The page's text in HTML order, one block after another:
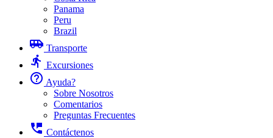
Panama
Peru
Brazil
airport_shuttle Transporte
directions_run Excursiones
help_outline Ayuda?
Sobre Nosotros
Comentarios
Preguntas Frecuentes
perm_phone_msg Contáctenos